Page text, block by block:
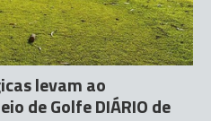
levam ao
de Golfe DIÁRIO de